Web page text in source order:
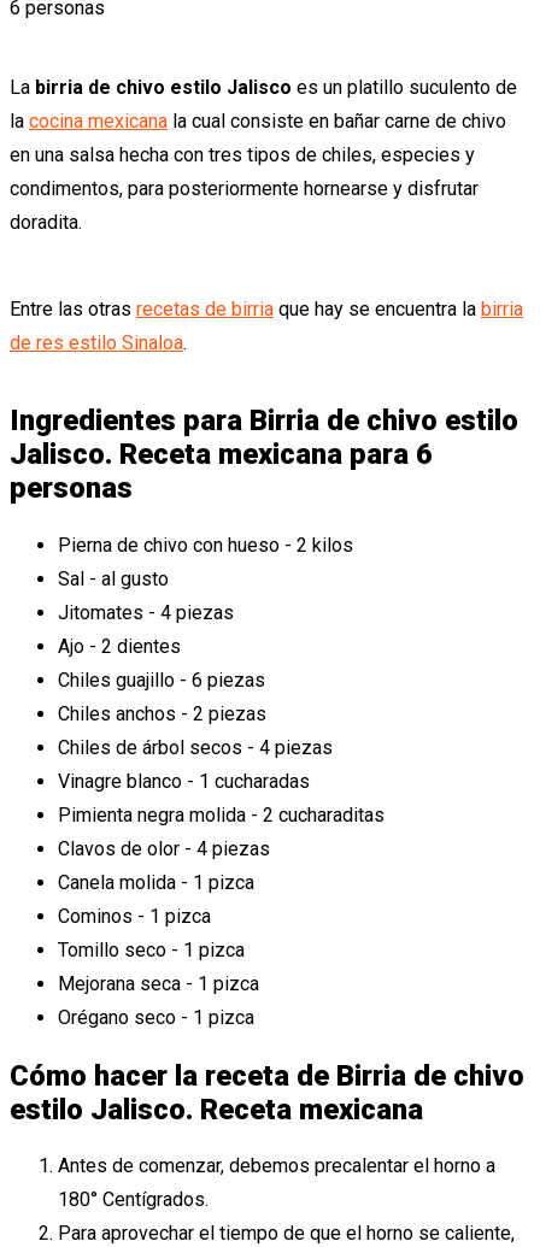
6 personas
La birria de chivo estilo Jalisco es un platillo suculento de
la cocina mexicana la cual consiste en bañar carne de chivo
en una salsa hecha con tres tipos de chiles, especies y
condimentos, para posteriormente hornearse y disfrutar
doradita.
Entre las otras recetas de birria que hay se encuentra la birria
de res estilo Sinaloa.
Ingredientes para Birria de chivo estilo
Jalisco. Receta mexicana para 6
personas
Pierna de chivo con hueso - 2 kilos
Sal - al gusto
Jitomates - 4 piezas
Ajo - 2 dientes
Chiles guajillo - 6 piezas
Chiles anchos - 2 piezas
Chiles de árbol secos - 4 piezas
Vinagre blanco - 1 cucharadas
Pimienta negra molida - 2 cucharaditas
Clavos de olor - 4 piezas
Canela molida - 1 pizca
Cominos - 1 pizca
Tomillo seco - 1 pizca
Mejorana seca - 1 pizca
Orégano seco - 1 pizca
Cómo hacer la receta de Birria de chivo
estilo Jalisco. Receta mexicana
Antes de comenzar, debemos precalentar el horno a
180° Centígrados.
Para aprovechar el tiempo de que el horno se caliente,